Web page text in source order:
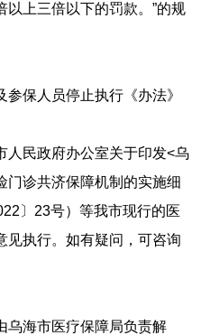
以上三倍以下的罚款。”的规
保人员停止执行《办法》
民政府办公室关于印发<乌
门诊共济保障机制的实施细
〕23号）等我市现行的医
见执行。如有疑问，可咨询
海市医疗保障局负责解